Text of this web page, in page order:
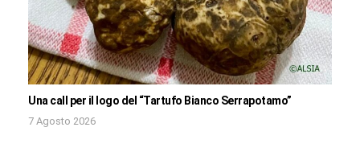
Una call per il logo del “Tartufo Bianco Serrapotamo”
7 Agosto 2026